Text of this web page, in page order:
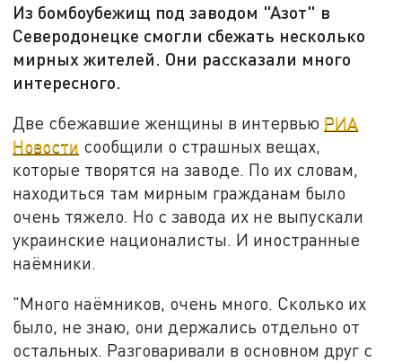
Из бомбоубежищ под заводом "Азот" в
Северодонецке смогли сбежать несколько
мирных жителей. Они рассказали много
интересного.
Две сбежавшие женщины в интервью РИА
Новости сообщили о страшных вещах,
которые творятся на заводе. По их словам,
находиться там мирным гражданам было
очень тяжело. Но с завода их не выпускали
украинские националисты. И иностранные
наёмники.
"Много наёмников, очень много. Сколько их
было, не знаю, они держались отдельно от
остальных. Разговаривали в основном друг с